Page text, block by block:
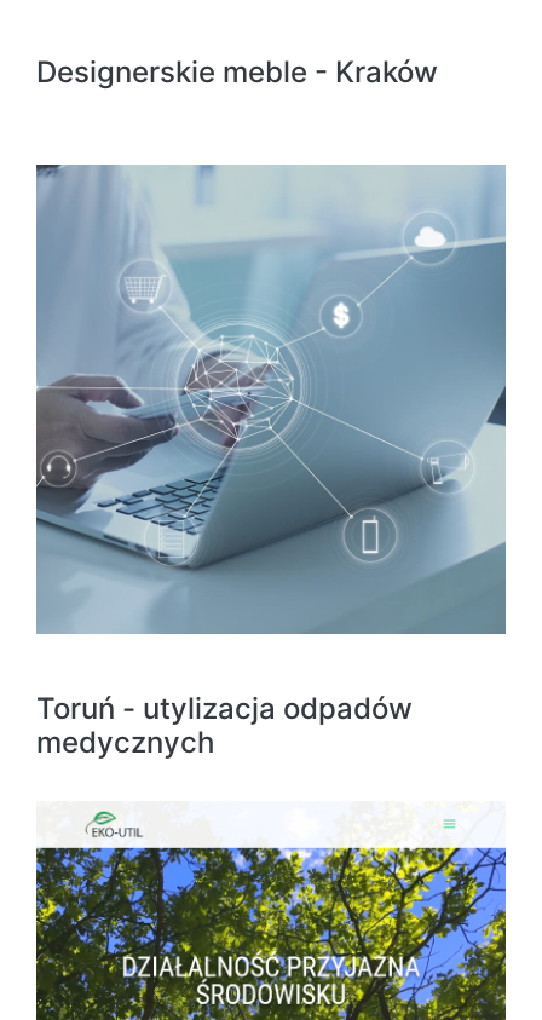
Designerskie meble - Kraków
Toruń - utylizacja odpadów
medycznych